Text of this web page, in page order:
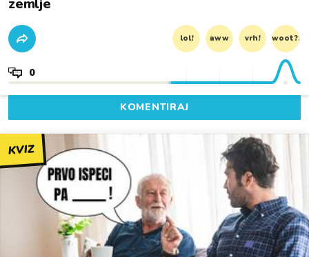
zemlje
lol! aww vrh! woot?!
0
KOMENTIRAJ
KVIZ